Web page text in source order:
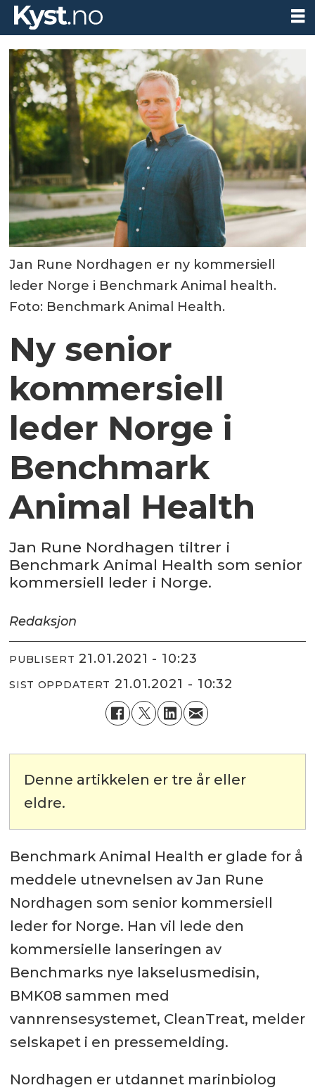
Jan Rune Nordhagen er ny kommersiell
leder Norge i Benchmark Animal health.
Foto: Benchmark Animal Health.
Ny senior
kommersiell
leder Norge i
Benchmark
Animal Health
Jan Rune Nordhagen tiltrer i
Benchmark Animal Health som senior
kommersiell leder i Norge.
Redaksjon
PUBLISERT 21.01.2021 - 10:23
SIST OPPDATERT 21.01.2021 - 10:32
Denne artikkelen er tre år eller
eldre.
Benchmark Animal Health er glade for å
meddele utnevnelsen av Jan Rune
Nordhagen som senior kommersiell
leder for Norge. Han vil lede den
kommersielle lanseringen av
Benchmarks nye lakselusmedisin,
BMK08 sammen med
vannrensesystemet, CleanTreat, melder
selskapet i en pressemelding.
Nordhagen er utdannet marinbiolog